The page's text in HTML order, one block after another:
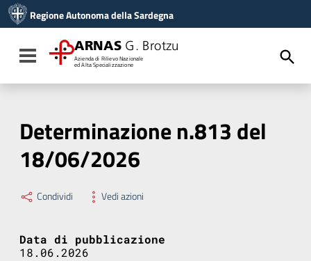
Vai al menu di navigazione
Vai al footer
Regione Autonoma della Sardegna
Toggle navigation
ARNAS G. Brotzu
Azienda di Rilievo Nazionale
ed Alta Specializzazione
Determinazione n.813 del
18/06/2026
Condividi Vedi azioni
Data di pubblicazione
18.06.2026